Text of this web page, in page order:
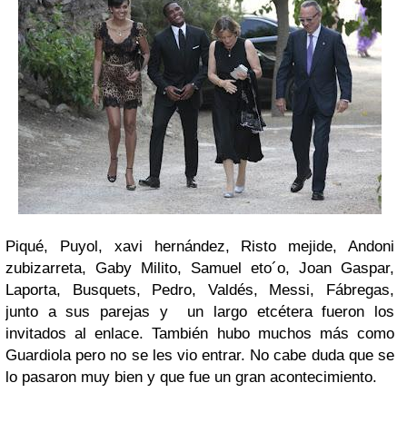
Piqué, Puyol, xavi hernández, Risto mejide, Andoni
zubizarreta, Gaby Milito, Samuel eto´o, Joan Gaspar,
Laporta, Busquets, Pedro, Valdés, Messi, Fábregas,
junto a sus parejas y un largo etcétera fueron los
invitados al enlace. También hubo muchos más como
Guardiola pero no se les vio entrar. No cabe duda que se
lo pasaron muy bien y que fue un gran acontecimiento.